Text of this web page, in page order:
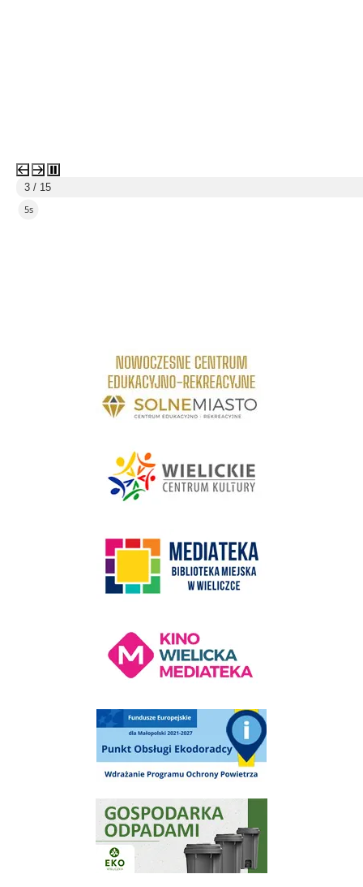
3 / 15
4s
link do strony Centrum Edukacyjno Rekreacyjne
Punkt Obsługi Ekodoradcy Wieliczka
Gospodarka odpadami na terenie Miasta i Gminy Wieliczka